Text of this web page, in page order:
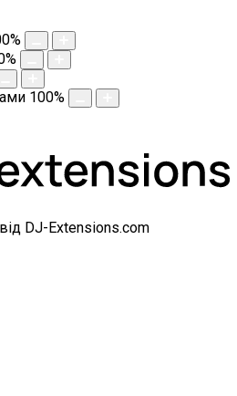
%
%
100%
від DJ-Extensions.com